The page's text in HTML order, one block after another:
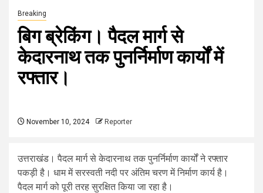
Breaking
बिग ब्रेकिंग। पैदल मार्ग से
केदारनाथ तक पुनर्निर्माण कार्यों में
रफ्तार।
November 10, 2024 Reporter
उत्तराखंड। पैदल मार्ग से केदारनाथ तक पुनर्निर्माण कार्यों ने रफ्तार
पकड़ी है। धाम में सरस्वती नदी पर अंतिम चरण में निर्माण कार्य है।
पैदल मार्ग को पूरी तरह सुरक्षित किया जा रहा है।